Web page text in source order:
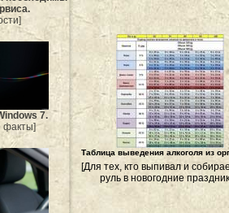
7.
факты]
Таблица выведения алкоголя из
[Для тех, кто выпивал и
руль в новогодние